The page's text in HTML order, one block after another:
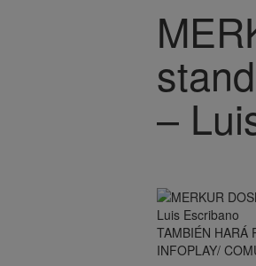
–
TAMBIÉN HARÁ
INFOPLAY/